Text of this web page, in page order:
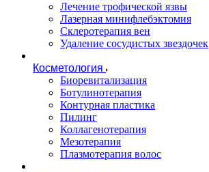
Лечение трофической язвы
Лазерная минифлебэктомия
Cклеротерапия вен
Удаление сосудистых звездочек
Косметология
Биоревитализация
Ботулинотерапия
Контурная пластика
Пилинг
Коллагенотерапия
Мезотерапия
Плазмотерапия волос